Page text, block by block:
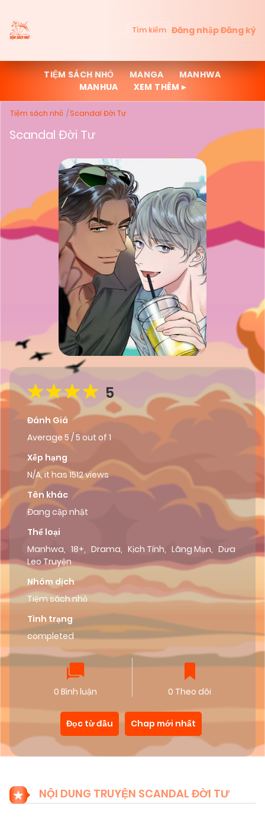
Tìm kiếm Đăng nhậpĐăng ký
TIỆM SÁCH NHỎ MANGA
MANHWA
MANHUA
XEM THÊM ▸
Tiệm sách nhỏ Scandal Đời Tư
Scandal Đời Tư
5
Đánh Giá
Average 5 /5 out of 1
Xếp hạng
N/A, it has 1512 views
Tên khác
Đang cập nhật
Thể loại
Manhwa, 18+, Drama, Kịch Tính, Lãng Mạn, Dưa
Leo Truyện
Nhóm dịch
Tiệm sách nhỏ
Tình trạng
completed
0 Bình luận 0 Theo dõi
Đọc từ đầu Chap mới nhất
NỘI DUNG TRUYỆN SCANDAL ĐỜI TƯ